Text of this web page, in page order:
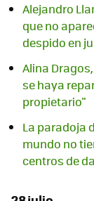
Alejandro
que no
despido en
Alina
se haya
propietario"
La paradoja
mundo no
centros de